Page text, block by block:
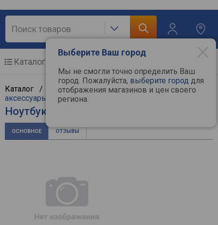
Выберите Ваш город
Мы не смогли точно определить Ваш
город. Пожалуйста, выберите город для
отображения магазинов и цен своего
региона.
Каталог
Каталог / Компьютерная техника/ Ноутбуки и
аксессуары
/Ноутбуки
Ноутбук Apple MacBook Air (2022)
ОСНОВНОЕ ОТЗЫВЫ